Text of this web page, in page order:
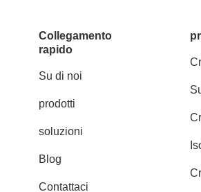
Collegamento
rapido
Su di noi
prodotti
soluzioni
Blog
Contattaci